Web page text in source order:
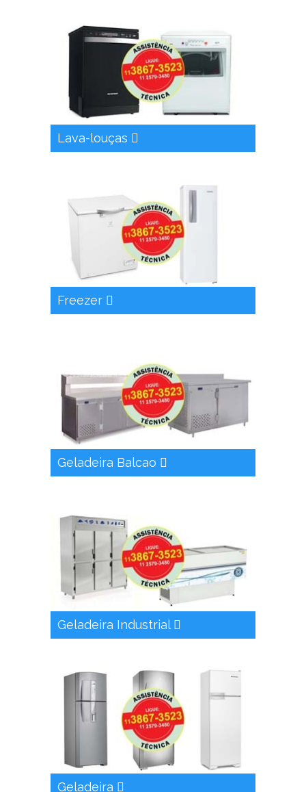
Lava-louças
Freezer
Geladeira Balcao
Geladeira Industrial
Geladeira